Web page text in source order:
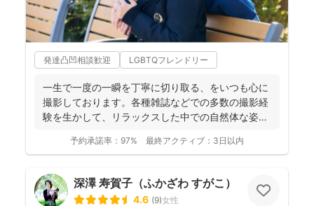
発達凸凹相談歓迎 LGBTQフレンドリー
一生で一度の一瞬を丁寧に切り取る、をいつも心に
撮影しております。各種雑誌などでの多数の撮影経
験を生かして、リラックスした中での自然体な姿の
予約承諾率： 97% 最終アクティブ： 3日以内
深澤 寿賀子（ふかざわ すがこ）
4.6 (9)女性